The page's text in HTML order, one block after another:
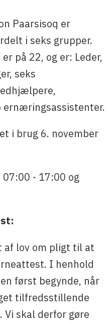
Paarsisoq er
i seks grupper.
på 22, og er: Leder,
seks
ernæringsassistenter.
i brug 6. november
- 17:00 og
af lov om pligt til at
I henhold
først begynde, når
tilfredsstillende
skal derfor gøre